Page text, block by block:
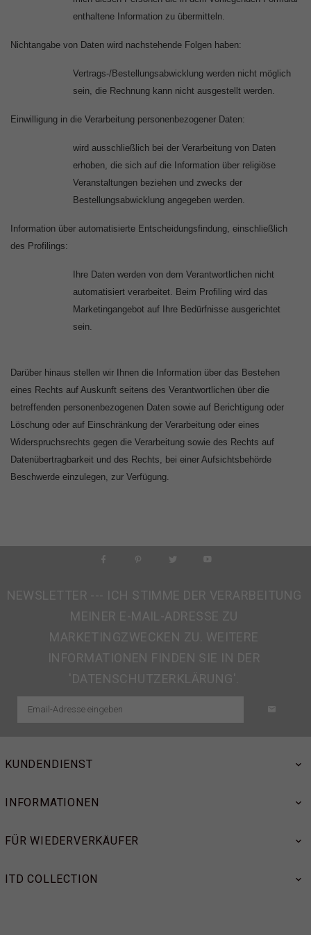
enthaltene Information zu übermitteln.
Nichtangabe von Daten wird nachstehende Folgen haben:
Vertrags-/Bestellungsabwicklung werden nicht möglich
sein, die Rechnung kann nicht ausgestellt werden.
Einwilligung in die Verarbeitung personenbezogener Daten:
wird ausschließlich bei der Verarbeitung von Daten
erhoben, die sich auf die Information über religiöse
Veranstaltungen beziehen und zwecks der
Bestellungsabwicklung angegeben werden.
Information über automatisierte Entscheidungsfindung, einschließlich
des Profilings:
Ihre Daten werden von dem Verantwortlichen nicht
automatisiert verarbeitet. Beim Profiling wird das
Marketingangebot auf Ihre Bedürfnisse ausgerichtet
sein.
Darüber hinaus stellen wir Ihnen die Information über das Bestehen
eines Rechts auf Auskunft seitens des Verantwortlichen über die
betreffenden personenbezogenen Daten sowie auf Berichtigung oder
Löschung oder auf Einschränkung der Verarbeitung oder eines
Widerspruchsrechts gegen die Verarbeitung sowie des Rechts auf
Datenübertragbarkeit und des Rechts, bei einer Aufsichtsbehörde
Beschwerde einzulegen, zur Verfügung.
NEWSLETTER --- ICH STIMME DER VERARBEITUNG
MEINER E-MAIL-ADRESSE ZU
MARKETINGZWECKEN ZU. WEITERE
INFORMATIONEN FINDEN SIE IN DER
'DATENSCHUTZERKLÄRUNG'.
KUNDENDIENST
INFORMATIONEN
FÜR WIEDERVERKÄUFER
ITD COLLECTION